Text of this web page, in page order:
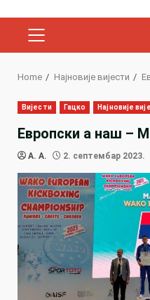
PRIMARY
Home Најновије вијести
Вијести Гацко Најновије
Европски а наш –
A. A. 2. септембар 2023.